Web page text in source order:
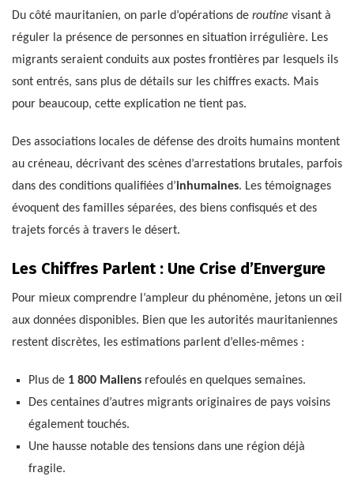
Du côté mauritanien, on parle d’opérations de routine visant à
réguler la présence de personnes en situation irrégulière. Les
migrants seraient conduits aux postes frontières par lesquels ils
sont entrés, sans plus de détails sur les chiffres exacts. Mais
pour beaucoup, cette explication ne tient pas.
Des associations locales de défense des droits humains montent
au créneau, décrivant des scènes d’arrestations brutales, parfois
dans des conditions qualifiées d’inhumaines. Les témoignages
évoquent des familles séparées, des biens confisqués et des
trajets forcés à travers le désert.
Les Chiffres Parlent : Une Crise d’Envergure
Pour mieux comprendre l’ampleur du phénomène, jetons un œil
aux données disponibles. Bien que les autorités mauritaniennes
restent discrètes, les estimations parlent d’elles-mêmes :
Plus de 1 800 Maliensrefoulés en quelques semaines.
Des centaines d’autres migrants originaires de pays voisins
également touchés.
Une hausse notable des tensions dans une région déjà
fragile.